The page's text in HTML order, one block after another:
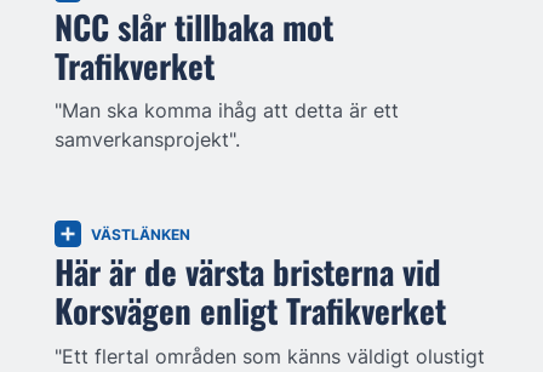
NCC slår tillbaka mot
Trafikverket
"Man ska komma ihåg att detta är ett
samverkansprojekt".
VÄSTLÄNKEN
Här är de värsta bristerna vid
Korsvägen enligt Trafikverket
"Ett flertal områden som känns väldigt olustigt